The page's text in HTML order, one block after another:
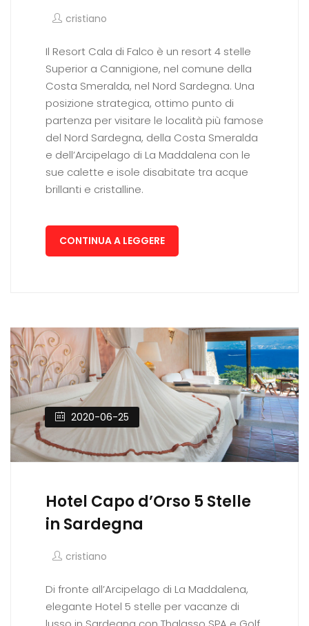
cristiano
Il Resort Cala di Falco è un resort 4 stelle
Superior a Cannigione, nel comune della
Costa Smeralda, nel Nord Sardegna. Una
posizione strategica, ottimo punto di
partenza per visitare le località più famose
del Nord Sardegna, della Costa Smeralda
e dell’Arcipelago di La Maddalena con le
sue calette e isole disabitate tra acque
brillanti e cristalline.
CONTINUA A LEGGERE
2020-06-25
Hotel Capo d’Orso 5 Stelle
in Sardegna
cristiano
Di fronte all’Arcipelago di La Maddalena,
elegante Hotel 5 stelle per vacanze di